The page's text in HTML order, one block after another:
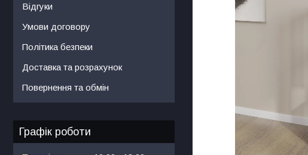
Відгуки
Умови договору
Політика безпеки
Доставка та розрахунок
Повернення та обмін
Графік роботи